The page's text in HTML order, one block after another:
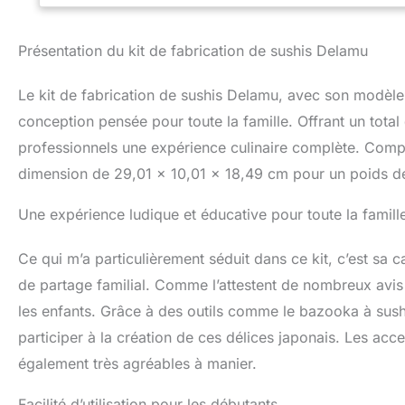
fabrication de
d'animal /
nous offrons un
d'utiliser les
vous pourriez
Matériau de
cordes en coton
amélioré avec
des sushis
pour un rendez-
famille. Tous les
Thanksgiving,
Présentation du kit de fabrication de sushis Delamu
Le kit de fabrication de sushis Delamu, avec son
conception pensée pour toute la famille. Offrant un
professionnels une expérience culinaire complète.
dimension de 29,01 x 10,01 x 18,49 cm pour un poids
Une expérience ludique et éducative pour toute la
Ce qui m’a particulièrement séduit dans ce kit, c’est
de partage familial. Comme l’attestent de nombreux
les enfants. Grâce à des outils comme le bazooka à
participer à la création de ces délices japonais. Les
également très agréables à manier.